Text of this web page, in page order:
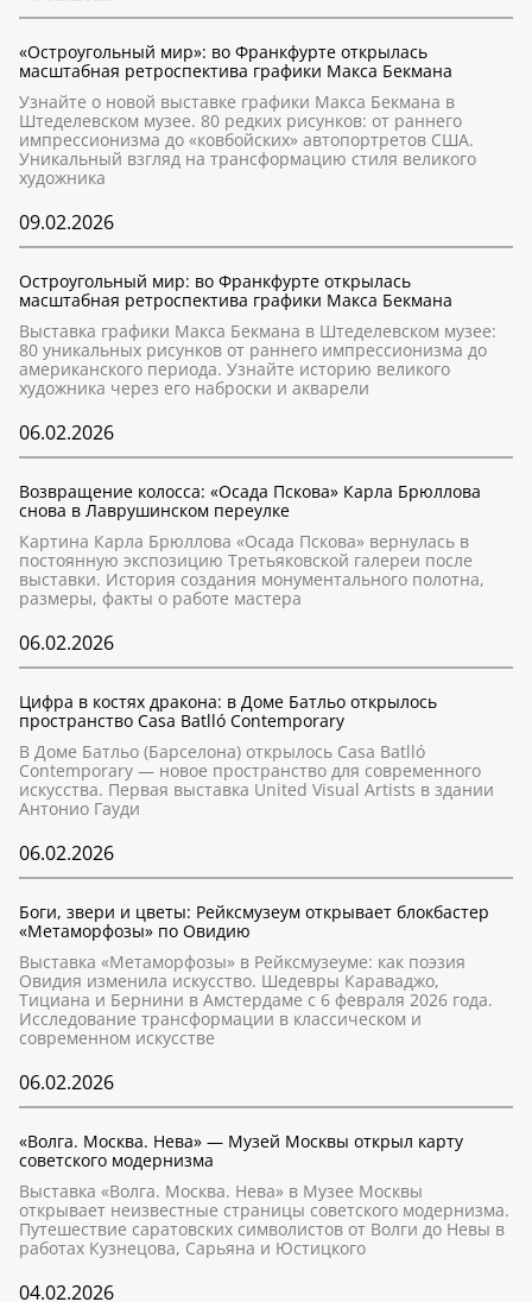
«Остроугольный мир»: во Франкфурте открылась
масштабная ретроспектива графики Макса Бекмана
Узнайте о новой выставке графики Макса Бекмана в
Штеделевском музее. 80 редких рисунков: от раннего
импрессионизма до «ковбойских» автопортретов США.
Уникальный взгляд на трансформацию стиля великого
художника
09.02.2026
Остроугольный мир: во Франкфурте открылась
масштабная ретроспектива графики Макса Бекмана
Выставка графики Макса Бекмана в Штеделевском музее:
80 уникальных рисунков от раннего импрессионизма до
американского периода. Узнайте историю великого
художника через его наброски и акварели
06.02.2026
Возвращение колосса: «Осада Пскова» Карла Брюллова
снова в Лаврушинском переулке
Картина Карла Брюллова «Осада Пскова» вернулась в
постоянную экспозицию Третьяковской галереи после
выставки. История создания монументального полотна,
размеры, факты о работе мастера
06.02.2026
Цифра в костях дракона: в Доме Батльо открылось
пространство Casa Batlló Contemporary
В Доме Батльо (Барселона) открылось Casa Batlló
Contemporary — новое пространство для современного
искусства. Первая выставка United Visual Artists в здании
Антонио Гауди
06.02.2026
Боги, звери и цветы: Рейксмузеум открывает блокбастер
«Метаморфозы» по Овидию
Выставка «Метаморфозы» в Рейксмузеуме: как поэзия
Овидия изменила искусство. Шедевры Караваджо,
Тициана и Бернини в Амстердаме с 6 февраля 2026 года.
Исследование трансформации в классическом и
современном искусстве
06.02.2026
«Волга. Москва. Нева» — Музей Москвы открыл карту
советского модернизма
Выставка «Волга. Москва. Нева» в Музее Москвы
открывает неизвестные страницы советского модернизма.
Путешествие саратовских символистов от Волги до Невы в
работах Кузнецова, Сарьяна и Юстицкого
04.02.2026